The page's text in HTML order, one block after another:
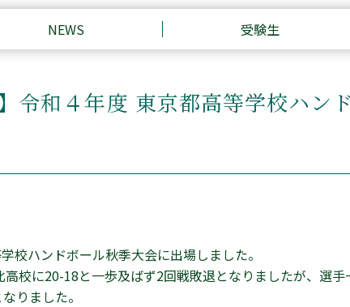
NEWS 受験生
令和４年度 東京都高等学校ハン
校ハンドボール秋季大会に出場しました。
校に20-18と一歩及ばず2回戦敗退となりましたが、選
りました。